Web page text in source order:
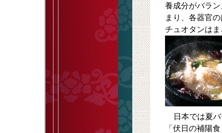
養成分がバラ
まり、各器官
チュオタンは
日本では夏
「伏日の補陽